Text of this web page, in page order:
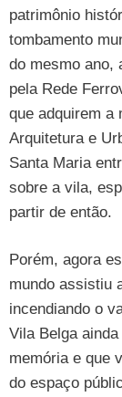
patrimônio
tombamento
do mesmo ano,
pela Rede
que adquirem a
Arquitetura e
Santa Maria
sobre a vila,
partir de então.
Porém, agora
mundo assistiu
incendiando o
Vila Belga
memória e que
do espaço